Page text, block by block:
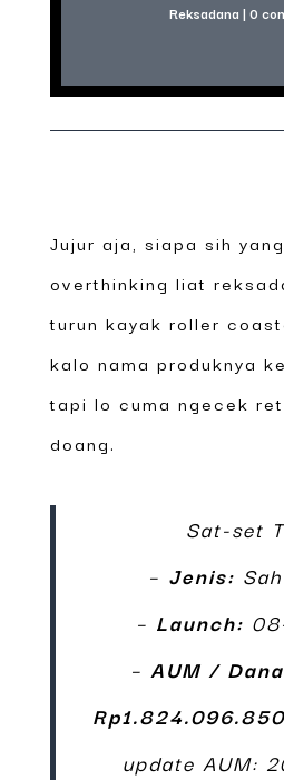
Reksadana | 0
Jujur aja, siapa sih
overthinking liat
turun kayak roller
kalo nama produknya
tapi lo cuma ngecek
doang.
Sat-set
– Jenis:
– Launch:
– AUM /
update AUM: